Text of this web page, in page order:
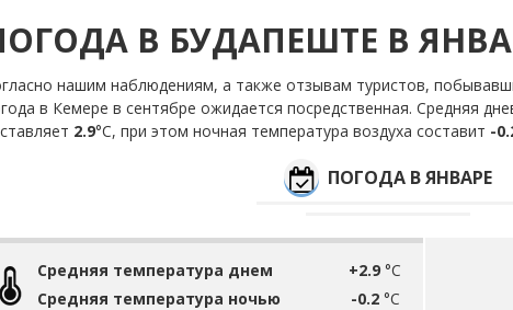
В БУДАПЕШТЕ В
нашим наблюдениям, а также отзывам туристов,
в Кемере в сентябре ожидается посредственная. Средняя
2.9°С, при этом ночная температура воздуха составит -
ПОГОДА В ЯНВАРЕ
Средняя температура днем
Средняя температура ночью
+2.9 °C
-0.2 °C